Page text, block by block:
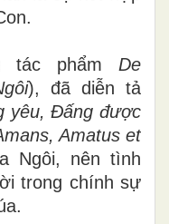
tác phẩm De
), đã diễn tả
yêu, Đấng được
Amatus et
Ngôi, nên tình
trong chính sự